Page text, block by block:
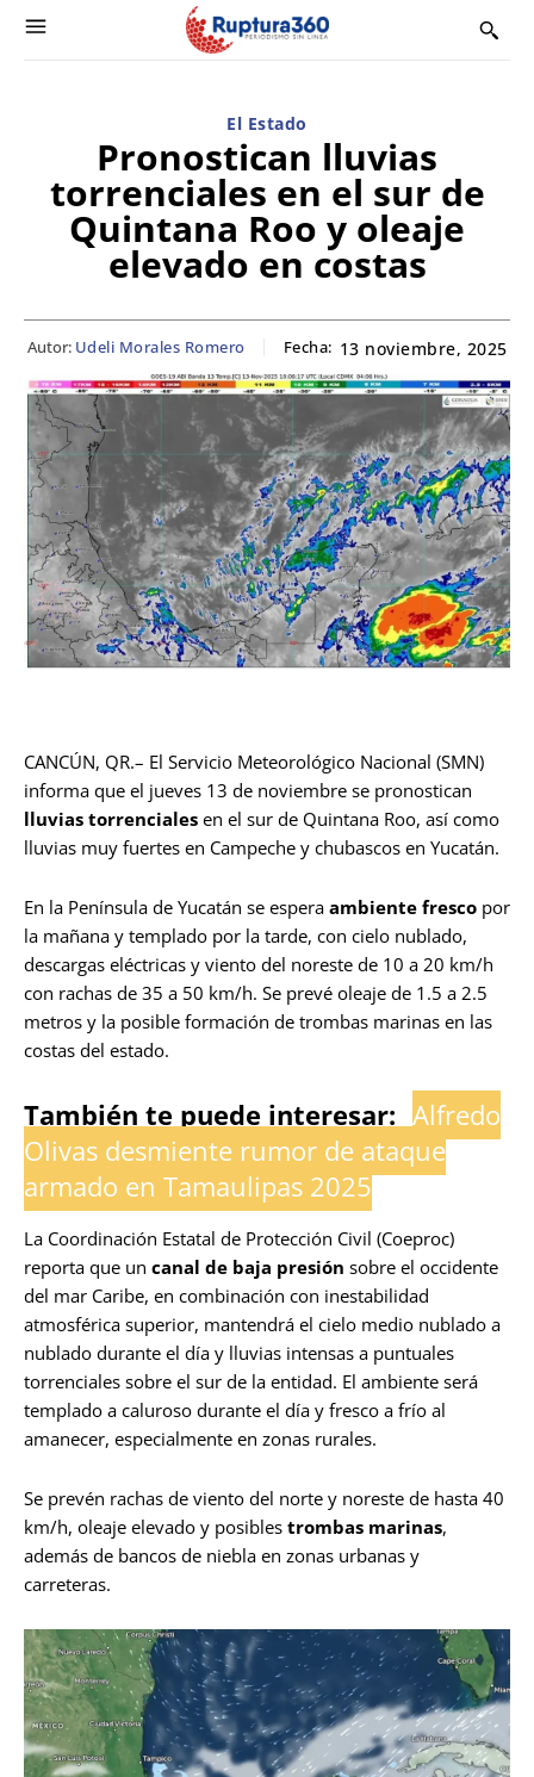
El Estado
Pronostican lluvias
torrenciales en el sur de
Quintana Roo y oleaje
elevado en costas
Autor: Udeli Morales Romero Fecha: 13 noviembre, 2025
CANCÚN, QR.– El Servicio Meteorológico Nacional (SMN)
informa que el jueves 13 de noviembre se pronostican
lluvias torrenciales en el sur de Quintana Roo, así como
lluvias muy fuertes en Campeche y chubascos en Yucatán.
En la Península de Yucatán se espera ambiente fresco por
la mañana y templado por la tarde, con cielo nublado,
descargas eléctricas y viento del noreste de 10 a 20 km/h
con rachas de 35 a 50 km/h. Se prevé oleaje de 1.5 a 2.5
metros y la posible formación de trombas marinas en las
costas del estado.
También te puede interesar: Alfredo
Olivas desmiente rumor de ataque
armado en Tamaulipas 2025
La Coordinación Estatal de Protección Civil (Coeproc)
reporta que un canal de baja presión sobre el occidente
del mar Caribe, en combinación con inestabilidad
atmosférica superior, mantendrá el cielo medio nublado a
nublado durante el día y lluvias intensas a puntuales
torrenciales sobre el sur de la entidad. El ambiente será
templado a caluroso durante el día y fresco a frío al
amanecer, especialmente en zonas rurales.
Se prevén rachas de viento del norte y noreste de hasta 40
km/h, oleaje elevado y posibles trombas marinas,
además de bancos de niebla en zonas urbanas y
carreteras.